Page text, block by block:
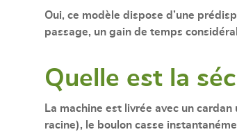
Oui, ce modèle dispose d’une
passage, un gain de temps
Quelle est la
La machine est livrée avec un cardan
racine), le boulon casse